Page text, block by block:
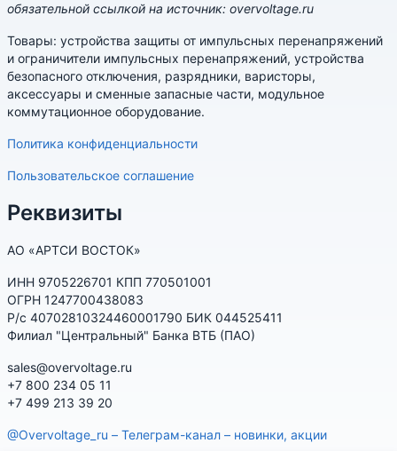
обязательной ссылкой на источник: overvoltage.ru
Товары: устройства защиты от импульсных перенапряжений
и ограничители импульсных перенапряжений, устройства
безопасного отключения, разрядники, варисторы,
аксессуары и сменные запасные части, модульное
коммутационное оборудование.
Политика конфиденциальности
Пользовательское соглашение
Реквизиты
АО «АРТСИ ВОСТОК»
ИНН 9705226701 КПП 770501001
ОГРН 1247700438083
Р/с 40702810324460001790 БИК 044525411
Филиал "Центральный" Банка ВТБ (ПАО)
sales@overvoltage.ru
+7 800 234 05 11
+7 499 213 39 20
@Overvoltage_ru – Телеграм-канал – новинки, акции